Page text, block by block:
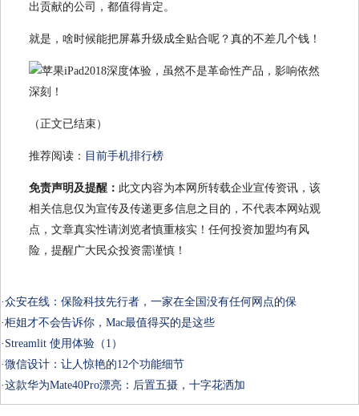
出贡献的公司，都值得肯定。
就是，啥时候能把屏幕升级成全贴合呢？真的不差几个钱！
（正文已结束）
推荐阅读： 目前手机排行榜
免责声明及提醒： 此文内容为本网所转载企业宣传资讯，该
相关信息仅为宣传及传递更多信息之目的，不代表本网站观
点，文章真实性请浏览者慎重核实！任何投资加盟均有风
险，提醒广大民众投资需谨慎！
·众安在线：保险科技先行者，一家在全国没有任何网点的保
·柜姐才不会告诉你，Mac最值得买的是这些
· Streamlit 使用体验（1）
·微信设计：让人惊艳的12个功能细节
·这款华为Mate40Pro漂亮：后置五摄，十字花洒加